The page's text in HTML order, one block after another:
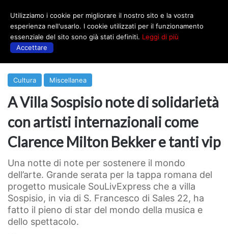
Cultura Miscellanea
A Villa Sospisio note di solidarietà
con artisti internazionali come
Clarence Milton Bekker e tanti vip
Una notte di note per sostenere il mondo
dell’arte. Grande serata per la tappa romana del
progetto musicale SouLivExpress che a villa
Sospisio, in via di S. Francesco di Sales 22, ha
fatto il pieno di star del mondo della musica e
dello spettacolo.
Utilizziamo i cookie per migliorare il nostro sito e la vostra
esperienza nell'usarlo. I cookie utilizzati per il funzionamento
essenziale del sito sono già stati definiti. Leggi di più
Accettare